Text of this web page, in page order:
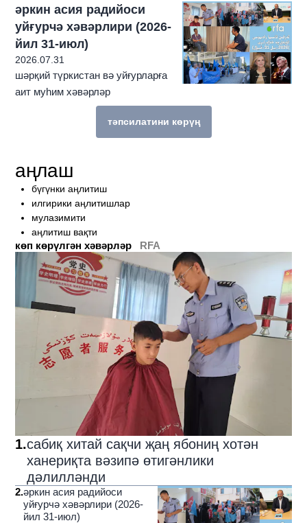
әркин асия радийоси
уйғурчә хәвәрлири (2026-
йил 31-июл)
2026.07.31
шәрқий түркистан вә уйғурларға
аит муһим хәвәрләр
бу темиға мунасивәтлик техиму көп
тәпсилатини көрүң
аңлаш
бүгүнки аңлитиш
илгирики аңлитишлар
мулазимити
аңлитиш вақти
көп көрүлгән хәвәрләр RFA
1.сабиқ хитай сақчи җаң ябониң хотән
ханериқта вәзипә өтигәнлики
дәлилләнди
2.әркин асия радийоси
уйғурчә хәвәрлири (2026-
йил 31-июл)